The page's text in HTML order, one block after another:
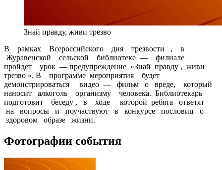
Знай правду, живи трезво
В рамках Всероссийского дня трезвости , в
Журавенской сельской библиотеке — филиале
пройдет урок — предупреждение «Знай правду , живи
трезво «. В программе мероприятия будет
демонстрироваться видео — фильм о вреде, который
наносит алкоголь организму человека. Библиотекарь
подготовит беседу , в ходе которой ребята ответят
на вопросы и поучаствуют в конкурсе пословиц о
здоровом образе жизни.
Фотографии события